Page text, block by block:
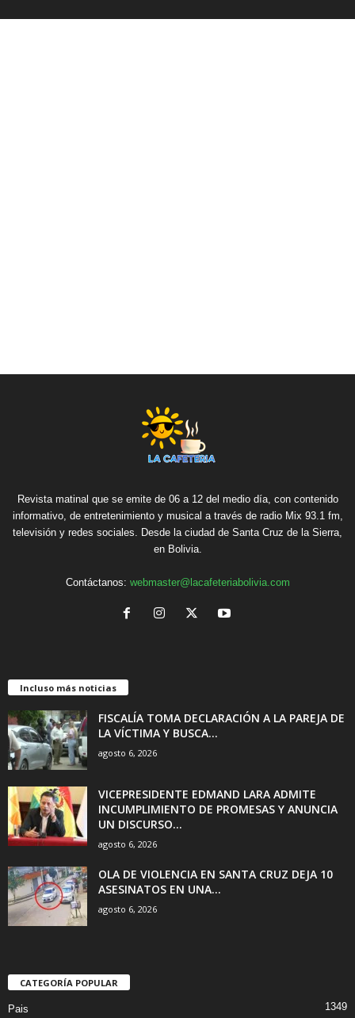
Revista matinal que se emite de 06 a 12 del medio día, con contenido
informativo, de entretenimiento y musical a través de radio Mix 93.1 fm,
televisión y redes sociales. Desde la ciudad de Santa Cruz de la Sierra,
en Bolivia.
Contáctanos: webmaster@lacafeteriabolivia.com
Incluso más noticias
FISCALÍA TOMA DECLARACIÓN A LA PAREJA DE
LA VÍCTIMA Y BUSCA...
agosto 6, 2026
VICEPRESIDENTE EDMAND LARA ADMITE
INCUMPLIMIENTO DE PROMESAS Y ANUNCIA
UN DISCURSO...
agosto 6, 2026
OLA DE VIOLENCIA EN SANTA CRUZ DEJA 10
ASESINATOS EN UNA...
agosto 6, 2026
CATEGORÍA POPULAR
Pais 1349